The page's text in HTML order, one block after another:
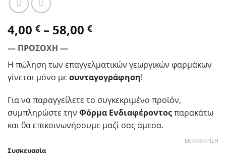
4,00 € – 58,00 €Price
through
58,00 €
— ΠΡΟΣΟΧΗ —
Η πώληση των επαγγελματικών γεωργικών φαρμάκων
γίνεται μόνο με συνταγογράφηση!
Για να παραγγείλετε το συγκεκριμένο προϊόν,
συμπληρώστε την Φόρμα Ενδιαφέροντοςπαρακάτω
και θα επικοινωνήσουμε μαζί σας άμεσα.
Συσκευασία
ΕΚΚΑΘΆΡΙΣΗ